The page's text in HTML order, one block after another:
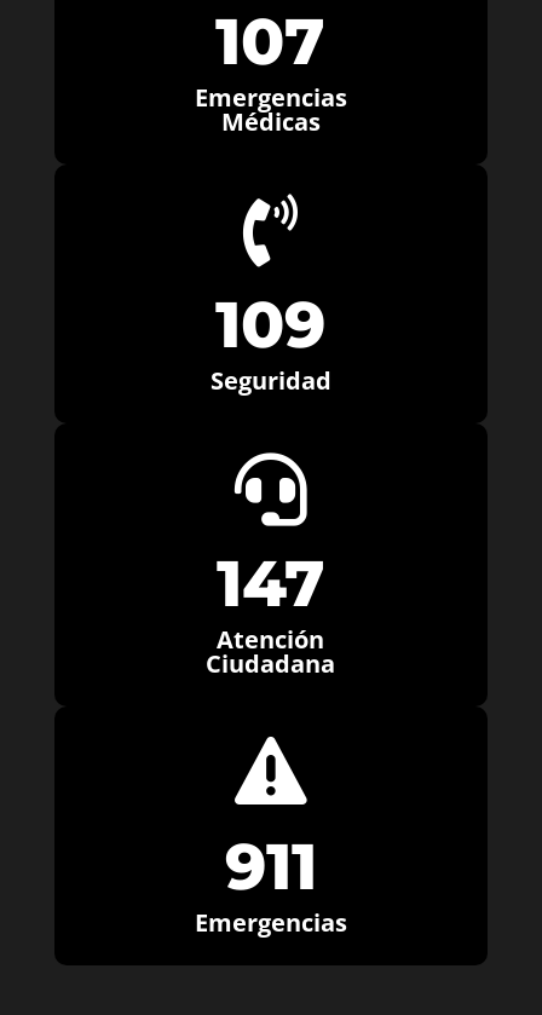
107
Emergencias
Médicas

109
Seguridad

147
Atención
Ciudadana

911
Emergencias